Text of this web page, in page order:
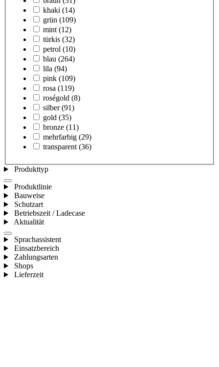
khaki (14)
grün (109)
mint (12)
türkis (32)
petrol (10)
blau (264)
lila (94)
pink (109)
rosa (119)
roségold (8)
silber (91)
gold (35)
bronze (11)
mehrfarbig (29)
transparent (36)
Produkttyp
Produktlinie
Bauweise
Schutzart
Betriebszeit / Ladecase
Aktualität
Sprachassistent
Einsatzbereich
Zahlungsarten
Shops
Lieferzeit